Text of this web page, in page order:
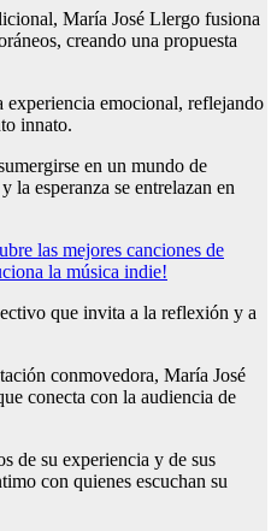
María José Llergo fusiona
creando una propuesta
experiencia emocional, reflejando
innato.
en un mundo de
la esperanza se entrelazan en
las mejores canciones de
la música indie!
que invita a la reflexión y a
conmovedora, María José
conecta con la audiencia de
de su experiencia y de sus
con quienes escuchan su